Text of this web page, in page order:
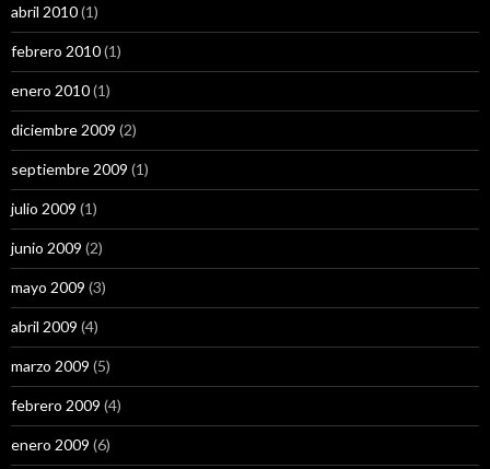
abril 2010(1)
febrero 2010(1)
enero 2010(1)
diciembre 2009 (2)
septiembre 2009 (1)
julio 2009 (1)
junio 2009 (2)
mayo 2009 (3)
abril 2009 (4)
marzo 2009 (5)
febrero 2009 (4)
enero 2009 (6)